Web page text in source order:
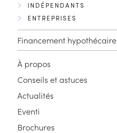
INDÉPENDANTS
ENTREPRISES
Financement hypothécaire
À propos
Conseils et astuces
Actualités
Eventi
Brochures